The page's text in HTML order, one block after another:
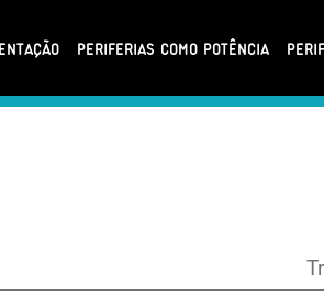
PERIFERIAS COMO POTÊNCIA